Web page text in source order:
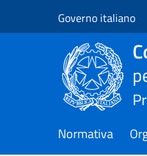
Governo italiano
Normativa